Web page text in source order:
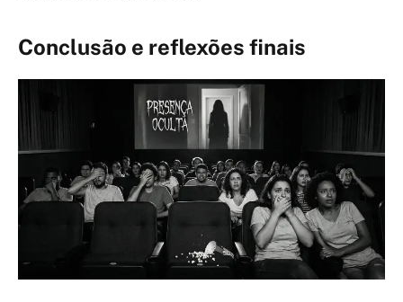
Conclusão e reflexões finais